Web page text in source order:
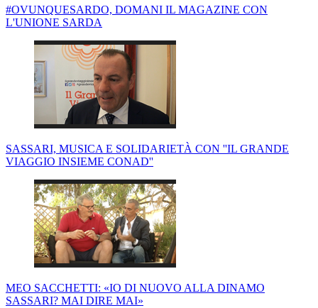
#OVUNQUESARDO, DOMANI IL MAGAZINE CON
L'UNIONE SARDA
SASSARI, MUSICA E SOLIDARIETÀ CON ''IL GRANDE
VIAGGIO INSIEME CONAD''
MEO SACCHETTI: «IO DI NUOVO ALLA DINAMO
SASSARI? MAI DIRE MAI»